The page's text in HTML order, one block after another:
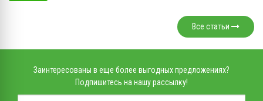
Все статьи
Заинтересованы в еще более выгодных предложениях?
Подпишитесь на нашу рассылку!